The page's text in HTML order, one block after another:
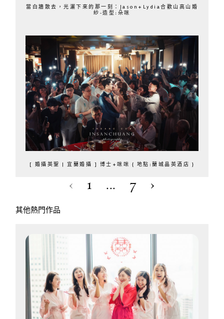
當白牆散去，光灑下來的那一刻：Jason+Lydia合歡山高山婚
紗-造型:朵咪
[ 婚攝英聖 | 宜蘭婚攝 ] 博士+咪咪 { 地點:蘭城晶英酒店 }
‹ 1 ... 7 ›
其他熱門作品